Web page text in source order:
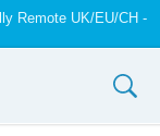
Remote UK/EU/CH -